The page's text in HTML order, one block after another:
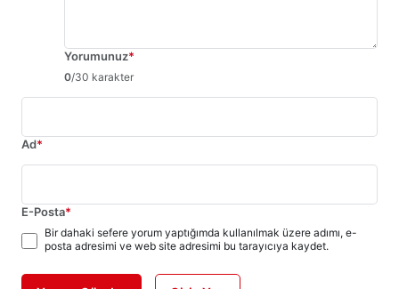
Yorumunuz*
0/30 karakter
Ad*
E-Posta*
Bir dahaki sefere yorum yaptığımda kullanılmak üzere adımı, e-
posta adresimi ve web site adresimi bu tarayıcıya kaydet.